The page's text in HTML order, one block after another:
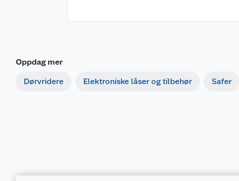
Oppdag mer
Dørvridere Elektroniske låser og tilbehør Safer